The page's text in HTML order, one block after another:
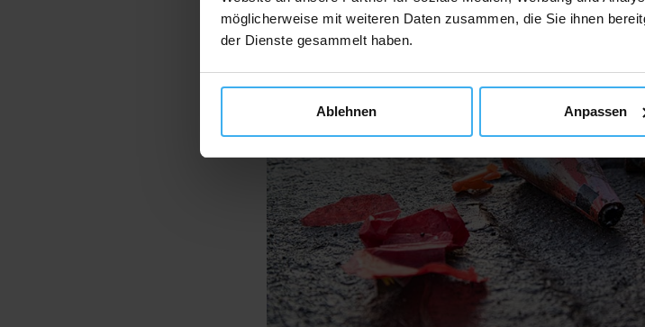
möglicherweise mit weiteren Daten zusammen, die Sie ihnen
der Dienste gesammelt haben.
Ablehnen Anpassen